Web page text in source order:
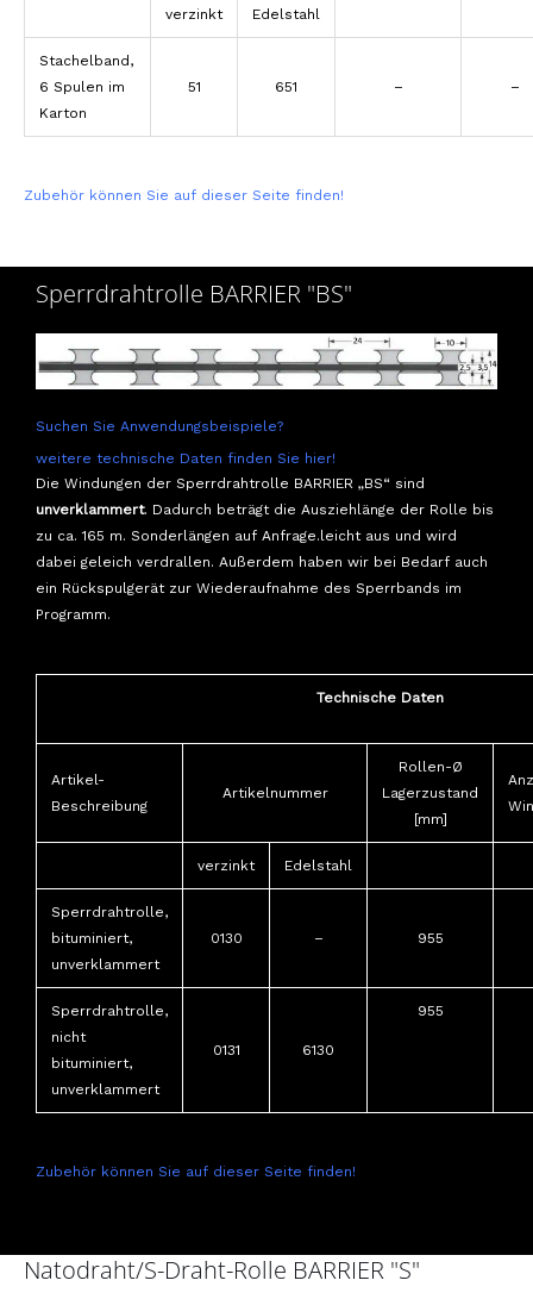
verzinkt Edelstahl
Stachelband,
6 Spulen im
Karton
51 651 – –
Zubehör können Sie auf dieser Seite finden!
Sperrdrahtrolle BARRIER "BS"
Suchen Sie Anwendungsbeispiele?
weitere technische Daten finden Sie hier!
Die Windungen der Sperrdrahtrolle BARRIER „BS“ sind
unverklammert. Dadurch beträgt die Ausziehlänge der Rolle bis
zu ca. 165 m. Sonderlängen auf Anfrage.leicht aus und wird
dabei geleich verdrallen. Außerdem haben wir bei Bedarf auch
ein Rückspulgerät zur Wiederaufnahme des Sperrbands im
Programm.
Technische Daten
Artikel-
Beschreibung
Artikelnummer
Rollen-Ø
Lagerzustand
[mm]
verzinkt Edelstahl
Sperrdrahtrolle,
bituminiert,
unverklammert
0130 – 955
Sperrdrahtrolle,
nicht
bituminiert,
unverklammert
0131 6130
955
Zubehör können Sie auf dieser Seite finden!
Natodraht/S-Draht-Rolle BARRIER "S"